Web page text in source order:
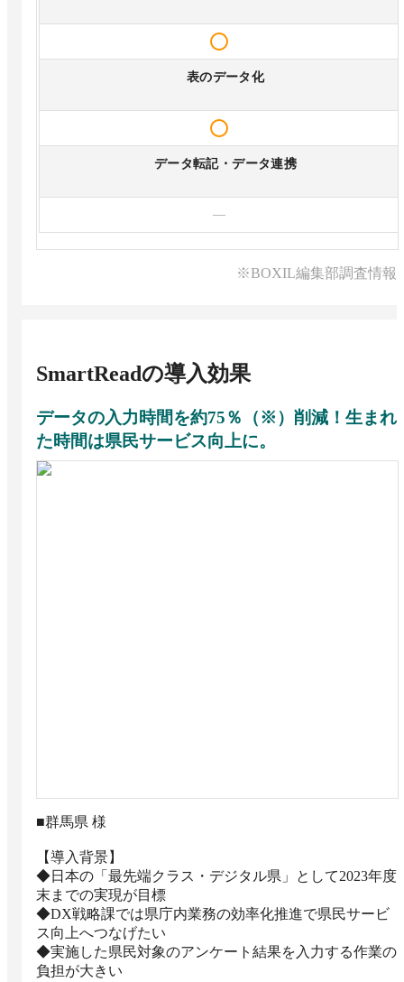
表のデータ化
データ転記・データ連携
—
※BOXIL編集部調査情報
SmartReadの導入効果
データの入力時間を約75％（※）削減！生まれ
た時間は県民サービス向上に。
■群馬県 様
【導入背景】
◆日本の「最先端クラス・デジタル県」として2023年度
末までの実現が目標
◆DX戦略課では県庁内業務の効率化推進で県民サービ
ス向上へつなげたい
◆実施した県民対象のアンケート結果を入力する作業の
負担が大きい